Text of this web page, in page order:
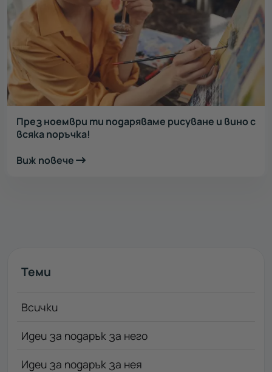
През ноември ти подаряваме рисуване и вино с
всяка поръчка!
Виж повече
Теми
Всички
Идеи за подарък за него
Идеи за подарък за нея